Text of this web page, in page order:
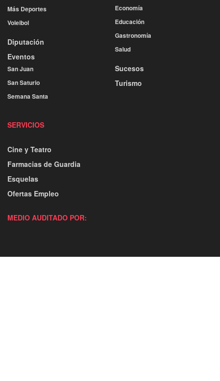
Más Deportes
Voleibol
Diputación
Eventos
San Juan
San Saturio
Semana Santa
Economía
Educación
Gastronomía
Salud
Sucesos
Turismo
SERVICIOS
Cine y Teatro
Farmacias de Guardia
Esquelas
Ofertas Empleo
MEDIO AUDITADO POR: